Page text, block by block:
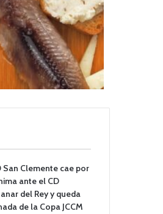
San Clemente cae por
ante el CD
del Rey y queda
de la Copa JCCM